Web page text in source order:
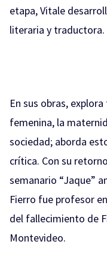
etapa, Vitale
literaria y traductora.
En sus obras,
femenina, la
sociedad; aborda
crítica. Con su
semanario “Jaque”
Fierro fue profesor
del fallecimiento de
Montevideo.